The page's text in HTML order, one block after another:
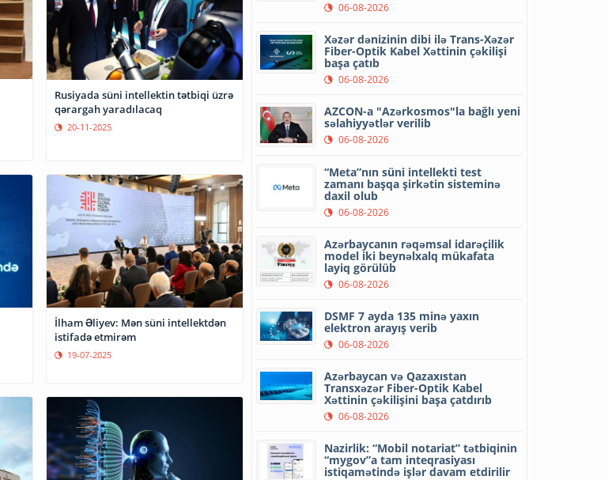
Rusiyada süni intellektin tətbiqi üzrə
qərargah yaradılacaq
20-11-2025
İlham Əliyev: Mən süni intellektdən
istifadə etmirəm
19-07-2025
06-08-2026
Xəzər dənizinin dibi ilə Trans-Xəzər
Fiber-Optik Kabel Xəttinin çəkilişi
başa çatıb
06-08-2026
AZCON-a "Azərkosmos"la bağlı yeni
səlahiyyətlər verilib
06-08-2026
“Meta”nın süni intellekti test
zamanı başqa şirkətin sisteminə
daxil olub
06-08-2026
Azərbaycanın rəqəmsal idarəçilik
model iki beynəlxalq mükafata
layiq görülüb
06-08-2026
DSMF 7 ayda 135 minə yaxın
elektron arayış verib
06-08-2026
Azərbaycan və Qazaxıstan
Transxəzər Fiber-Optik Kabel
Xəttinin çəkilişini başa çatdırıb
06-08-2026
Nazirlik: “Mobil notariat” tətbiqinin
“mygov”a tam inteqrasiyası
istiqamətində işlər davam etdirilir